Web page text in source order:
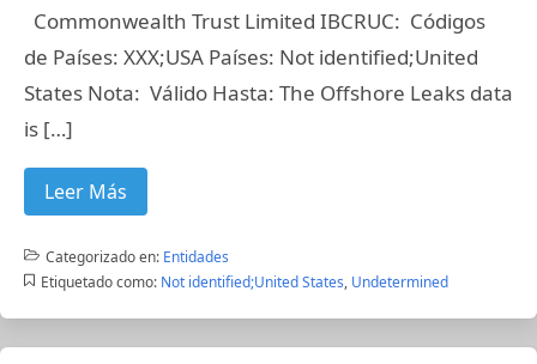
Commonwealth Trust Limited IBCRUC: Códigos
de Países: XXX;USA Países: Not identified;United
States Nota: Válido Hasta: The Offshore Leaks data
is […]
Leer Más
Categorizado en: Entidades
Etiquetado como: Not identified;United States, Undetermined